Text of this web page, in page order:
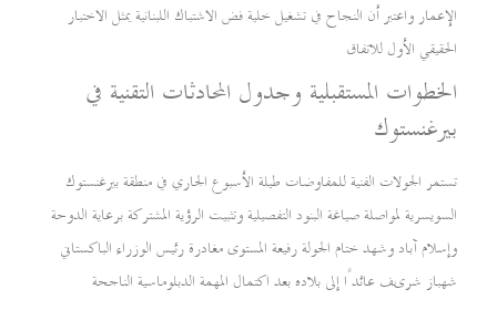
الإعمار واعتبر أن النجاح في تشغيل خلية فض الاشتباك اللبنانية يمثل الاختبار
الحقيقي الأول للاتفاق
الخطوات المستقبلية وجدول المحادثات التقنية في
بيرغنستوك
تستمر الجولات الفنية للمفاوضات طيلة الأسبوع الجاري في منطقة بيرغنستوك
السويسرية لمواصلة صياغة البنود التفصيلية وتثبيت الرؤية المشتركة برعاية الدوحة
وإسلام آباد وشهد ختام الجولة رفيعة المستوى مغادرة رئيس الوزراء الباكستاني
شهباز شریف عائدًا إلى بلاده بعد اكتمال المهمة الدبلوماسية الناجحة